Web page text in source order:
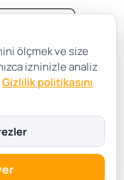
ve Güvenlik
Tercihleri
ölçmek ve size
izninizle analiz
Gizlilik politikasını